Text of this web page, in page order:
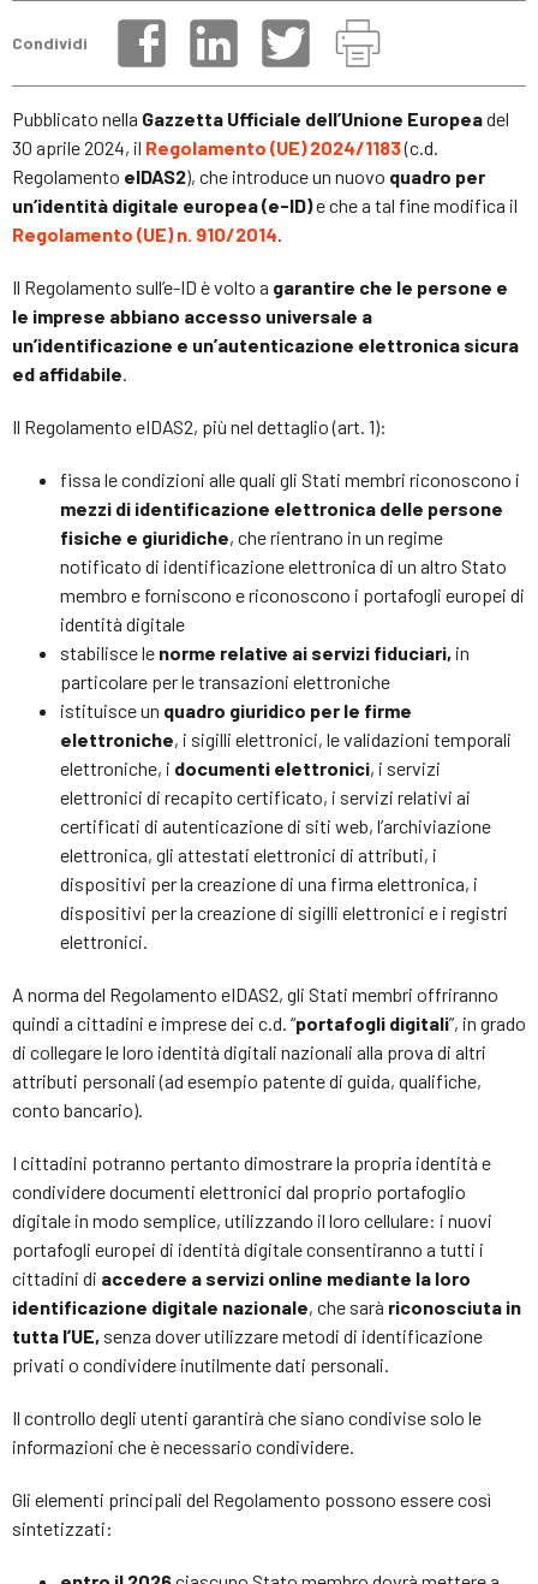
Condividi
Pubblicato nella Gazzetta Ufficiale dell’Unione Europeadel
30 aprile 2024, il Regolamento (UE) 2024/1183(c.d.
Regolamento eIDAS2), che introduce un nuovo quadro per
un’identità digitale europea (e-ID)e che a tal fine modifica il
Regolamento (UE) n. 910/2014.
Il Regolamento sull’e-ID è volto a garantire che le persone e
le imprese abbiano accesso universale a
un’identificazione e un’autenticazione elettronica sicura
ed affidabile.
Il Regolamento eIDAS2, più nel dettaglio (art. 1):
fissa le condizioni alle quali gli Stati membri riconoscono i
mezzi di identificazione elettronica delle persone
fisiche e giuridiche, che rientrano in un regime
notificato di identificazione elettronica di un altro Stato
membro e forniscono e riconoscono i portafogli europei di
identità digitale
stabilisce le norme relative ai servizi fiduciari, in
particolare per le transazioni elettroniche
istituisce un quadro giuridico per le firme
elettroniche, i sigilli elettronici, le validazioni temporali
elettroniche, i documenti elettronici, i servizi
elettronici di recapito certificato, i servizi relativi ai
certificati di autenticazione di siti web, l’archiviazione
elettronica, gli attestati elettronici di attributi, i
dispositivi per la creazione di una firma elettronica, i
dispositivi per la creazione di sigilli elettronici e i registri
elettronici.
A norma del Regolamento eIDAS2, gli Stati membri offriranno
quindi a cittadini e imprese dei c.d. “portafogli digitali”, in grado
di collegare le loro identità digitali nazionali alla prova di altri
attributi personali (ad esempio patente di guida, qualifiche,
conto bancario).
I cittadini potranno pertanto dimostrare la propria identità e
condividere documenti elettronici dal proprio portafoglio
digitale in modo semplice, utilizzando il loro cellulare: i nuovi
portafogli europei di identità digitale consentiranno a tutti i
cittadini di accedere a servizi online mediante la loro
identificazione digitale nazionale, che sarà riconosciuta in
tutta l’UE, senza dover utilizzare metodi di identificazione
privati o condividere inutilmente dati personali.
Il controllo degli utenti garantirà che siano condivise solo le
informazioni che è necessario condividere.
Gli elementi principali del Regolamento possono essere così
sintetizzati: